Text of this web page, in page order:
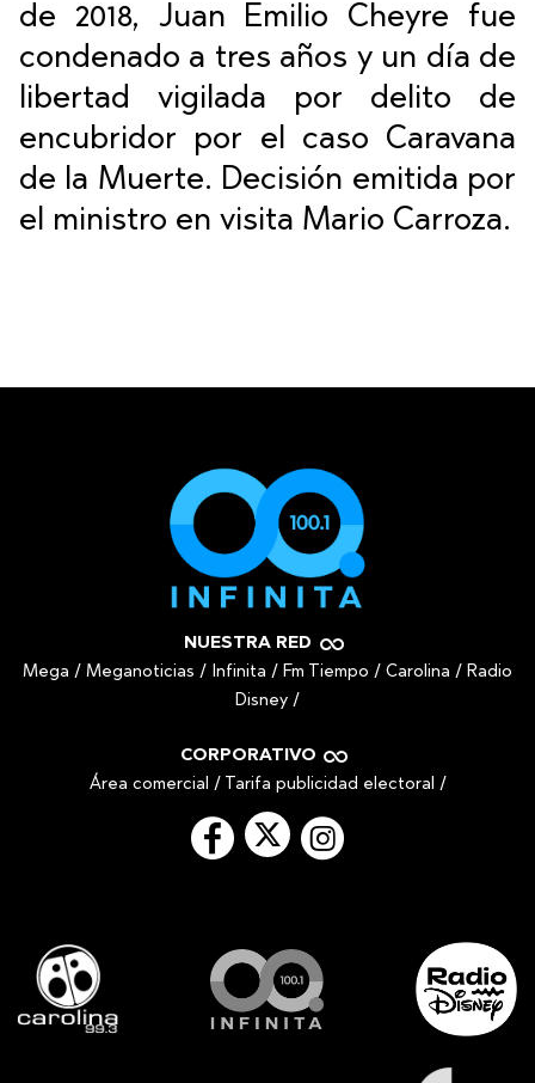
de 2018, Juan Emilio Cheyre fue
condenado a tres años y un día de
libertad vigilada por delito de
encubridor por el caso Caravana
de la Muerte. Decisión emitida por
el ministro en visita Mario Carroza.
NUESTRA RED
Mega / Meganoticias / Infinita / Fm Tiempo / Carolina / Radio
Disney /
CORPORATIVO
Área comercial / Tarifa publicidad electoral /